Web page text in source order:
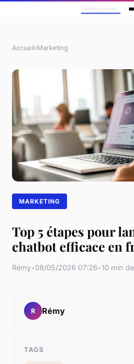
Accueil›Marketing
MARKETING
Top 5 étapes pour
chatbot efficace en
Rémy•08/05/2026 07:26•10 min
R Rémy
TAGS